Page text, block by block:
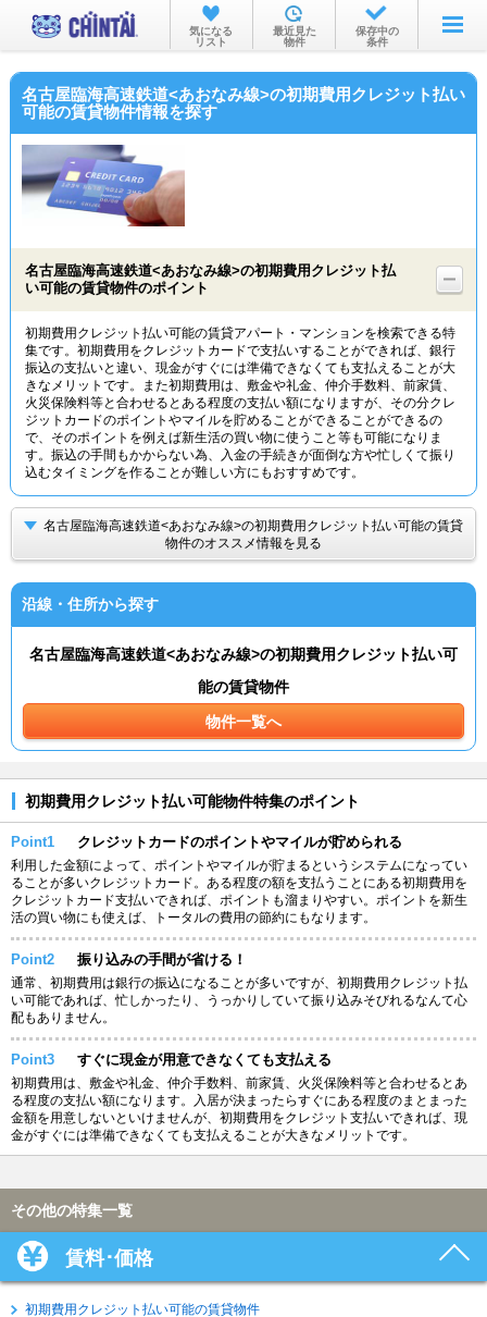
お部屋を探す
沿線・駅から
不動産会社から
気になる
リスト
最近見た
物件
保存中の
条件
名古屋臨海高速鉄道<あおなみ線>の初期費用クレジット払い
可能の賃貸物件情報を探す
名古屋臨海高速鉄道<あおなみ線>の初期費用クレジット払
い可能の賃貸物件のポイント
初期費用クレジット払い可能の賃貸アパート・マンションを検索できる特
集です。初期費用をクレジットカードで支払いすることができれば、銀行
振込の支払いと違い、現金がすぐには準備できなくても支払えることが大
きなメリットです。また初期費用は、敷金や礼金、仲介手数料、前家賃、
火災保険料等と合わせるとある程度の支払い額になりますが、その分クレ
ジットカードのポイントやマイルを貯めることができることができるの
で、そのポイントを例えば新生活の買い物に使うこと等も可能になりま
す。振込の手間もかからない為、入金の手続きが面倒な方や忙しくて振り
込むタイミングを作ることが難しい方にもおすすめです。
名古屋臨海高速鉄道<あおなみ線>の初期費用クレジット払い可能の賃貸
物件のオススメ情報を見る
沿線・住所から探す
名古屋臨海高速鉄道<あおなみ線>の初期費用クレジット払い可
能の賃貸物件
物件一覧へ
初期費用クレジット払い可能物件特集のポイント
Point1 クレジットカードのポイントやマイルが貯められる
利用した金額によって、ポイントやマイルが貯まるというシステムになってい
ることが多いクレジットカード。ある程度の額を支払うことにある初期費用を
クレジットカード支払いできれば、ポイントも溜まりやすい。ポイントを新生
活の買い物にも使えば、トータルの費用の節約にもなります。
Point2 振り込みの手間が省ける！
通常、初期費用は銀行の振込になることが多いですが、初期費用クレジット払
い可能であれば、忙しかったり、うっかりしていて振り込みそびれるなんて心
配もありません。
Point3 すぐに現金が用意できなくても支払える
初期費用は、敷金や礼金、仲介手数料、前家賃、火災保険料等と合わせるとあ
る程度の支払い額になります。入居が決まったらすぐにある程度のまとまった
金額を用意しないといけませんが、初期費用をクレジット支払いできれば、現
金がすぐには準備できなくても支払えることが大きなメリットです。
その他の特集一覧
賃料･価格
初期費用クレジット払い可能の賃貸物件